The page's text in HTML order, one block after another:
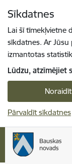
Sīkdatnes
Lai šī tīmekļvietne
sīkdatnes. Ar
izmantotas
Lūdzu, atzīmējiet
Noraidīt
Pārvaldīt sīkdatnes